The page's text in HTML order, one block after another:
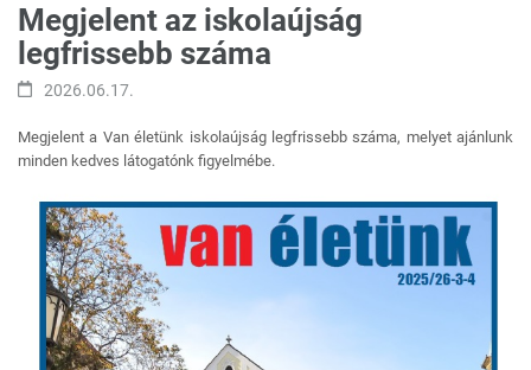
Megjelent az iskolaújság
legfrissebb száma
2026.06.17.
Megjelent a Van életünk iskolaújság legfrissebb száma, melyet ajánlunk
minden kedves látogatónk figyelmébe.